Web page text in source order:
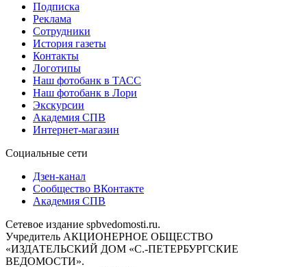
Подписка
Реклама
Сотрудники
История газеты
Контакты
Логотипы
Наш фотобанк в ТАСС
Наш фотобанк в Лори
Экскурсии
Академия СПВ
Интернет-магазин
Социальные сети
Дзен-канал
Сообщество ВКонтакте
Академия СПВ
Сетевое издание spbvedomosti.ru.
Учредитель АКЦИОНЕРНОЕ ОБЩЕСТВО
«ИЗДАТЕЛЬСКИЙ ДОМ «С.-ПЕТЕРБУРГСКИЕ
ВЕДОМОСТИ».